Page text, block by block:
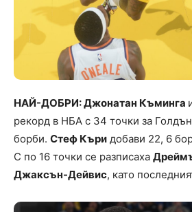
НАЙ-ДОБРИ: Джонатан Къминга
рекорд в НБА с 34 точки за
борби. Стеф Къри добави 22, 6
С по 16 точки се разписаха
Джаксън-Дейвис, като